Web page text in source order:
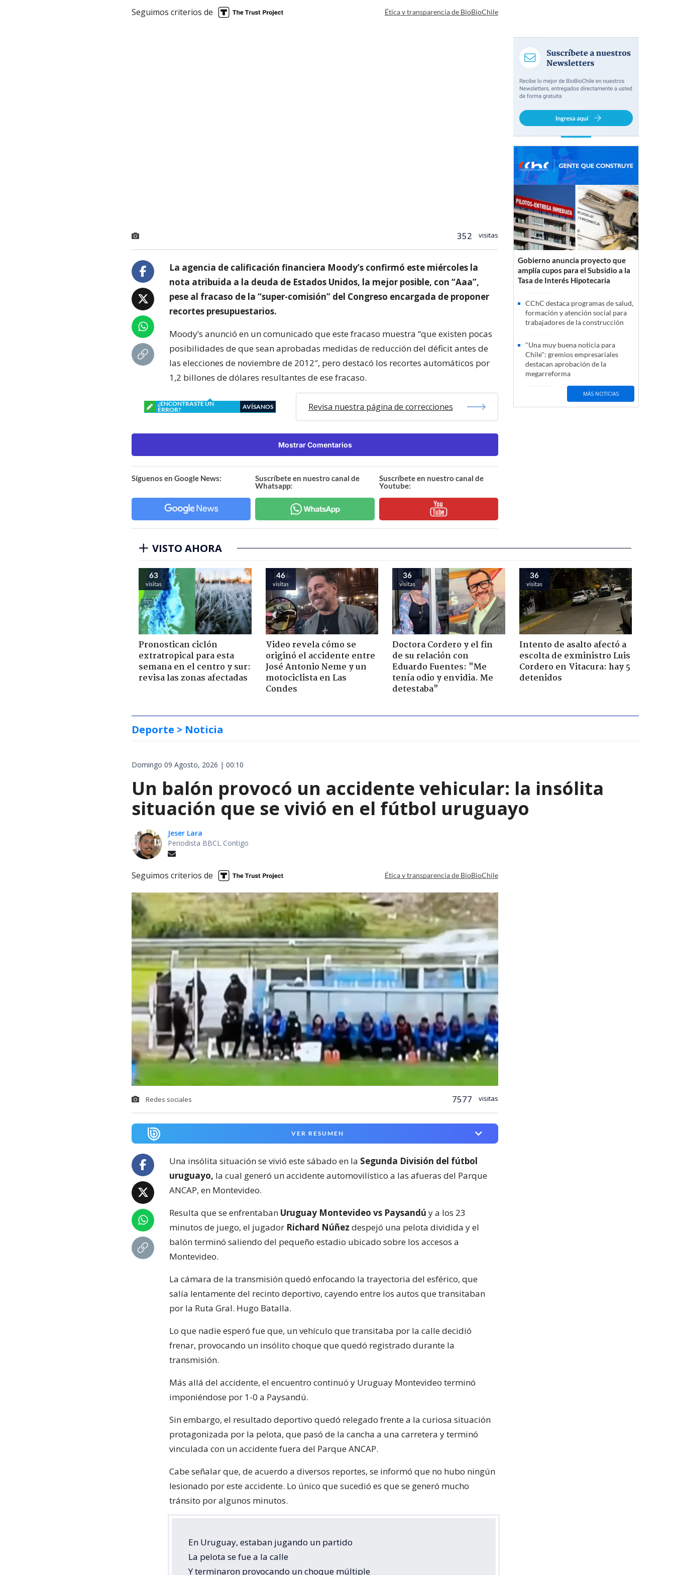
Seguimos criterios de Ética y transparencia de BioBioChile
352 visitas
La agencia de calificación financiera Moody’s confirmó este miércoles la
nota atribuida a la deuda de Estados Unidos, la mejor posible, con “Aaa”,
pese al fracaso de la “super-comisión” del Congreso encargada de proponer
recortes presupuestarios.
Moody’s anunció en un comunicado que este fracaso muestra “que existen pocas
posibilidades de que sean aprobadas medidas de reducción del déficit antes de
las elecciones de noviembre de 2012″, pero destacó los recortes automáticos por
1,2 billones de dólares resultantes de ese fracaso.
¿ENCONTRASTE UN
ERROR?
AVÍSANOS Revisa nuestra página de correcciones
Mostrar Comentarios
Síguenos en Google News:
Suscríbete en nuestro canal de
Whatsapp:
Suscríbete en nuestro canal de
Youtube:
Gobierno anuncia proyecto que
amplía cupos para el Subsidio a la
Tasa de Interés Hipotecaria
CChC destaca programas de salud,
formación y atención social para
trabajadores de la construcción
"Una muy buena noticia para
Chile": gremios empresariales
destacan aprobación de la
megarreforma
MÁS NOTICIAS
VISTO AHORA
63
visitas
Pronostican ciclón
extratropical para esta
semana en el centro y sur:
revisa las zonas afectadas
46
visitas
Video revela cómo se
originó el accidente entre
José Antonio Neme y un
motociclista en Las
Condes
36
visitas
Doctora Cordero y el fin
de su relación con
Eduardo Fuentes: "Me
tenía odio y envidia. Me
detestaba"
36
visitas
Intento de asalto afectó a
escolta de exministro Luis
Cordero en Vitacura: hay 5
detenidos
Deporte > Noticia
Domingo 09 Agosto, 2026 | 00:10
Un balón provocó un accidente vehicular: la insólita
situación que se vivió en el fútbol uruguayo
Jeser Lara
Periodista BBCL Contigo
Seguimos criterios de Ética y transparencia de BioBioChile
Redes sociales 7577 visitas
VER RESUMEN
Una insólita situación se vivió este sábado en la Segunda División del fútbol
uruguayo, la cual generó un accidente automovilístico a las afueras del Parque
ANCAP, en Montevideo.
Resulta que se enfrentaban Uruguay Montevideo vs Paysandú y a los 23
minutos de juego, el jugador Richard Núñez despejó una pelota dividida y el
balón terminó saliendo del pequeño estadio ubicado sobre los accesos a
Montevideo.
La cámara de la transmisión quedó enfocando la trayectoria del esférico, que
salía lentamente del recinto deportivo, cayendo entre los autos que transitaban
por la Ruta Gral. Hugo Batalla.
Lo que nadie esperó fue que, un vehículo que transitaba por la calle decidió
frenar, provocando un insólito choque que quedó registrado durante la
transmisión.
Más allá del accidente, el encuentro continuó y Uruguay Montevideo terminó
imponiéndose por 1-0 a Paysandú.
Sin embargo, el resultado deportivo quedó relegado frente a la curiosa situación
protagonizada por la pelota, que pasó de la cancha a una carretera y terminó
vinculada con un accidente fuera del Parque ANCAP.
Cabe señalar que, de acuerdo a diversos reportes, se informó que no hubo ningún
lesionado por este accidente. Lo único que sucedió es que se generó mucho
tránsito por algunos minutos.
En Uruguay, estaban jugando un partido
La pelota se fue a la calle
Y terminaron provocando un choque múltiple